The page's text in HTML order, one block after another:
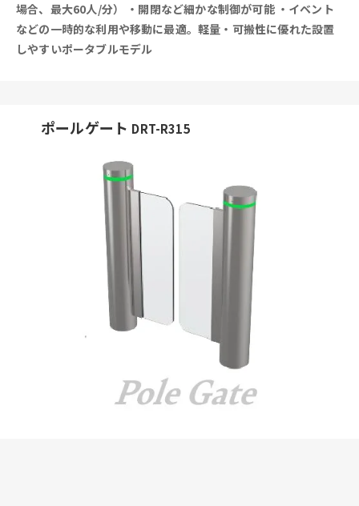
場合、最大60人/分）
・開閉など細かな制御が可能 ・イベント
などの一時的な利用や移動に最適。軽量・可搬性に優れた設置
しやすいポータブルモデル
ポールゲート DRT-R315